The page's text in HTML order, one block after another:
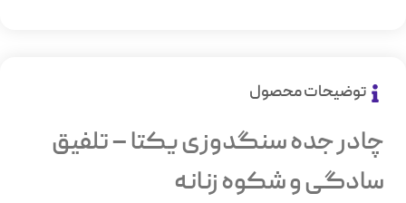
توضیحات محصول
چادر جده سنگدوزی یکتا – تلفیق
سادگی و شکوه زنانه